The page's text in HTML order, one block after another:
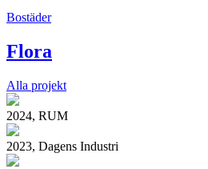
Bostäder
Flora
Alla projekt
2024, RUM
2023, Dagens Industri